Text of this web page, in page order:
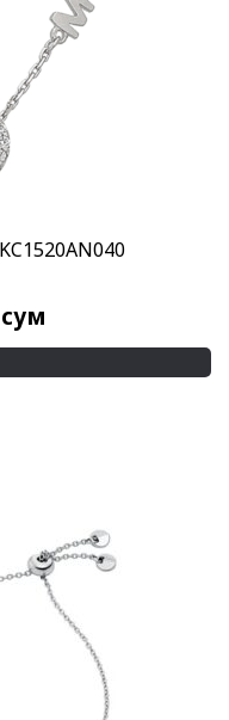
сум